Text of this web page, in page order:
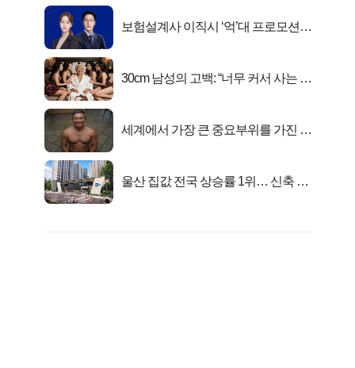
보험설계사 이직시 ‘억’대 프로모션!
30cm 남성의 고백: “너무 커서 사는 게
세계에서 가장 큰 중요부위를 가진 남
울산 집값 전국 상승률 1위… 신축 지